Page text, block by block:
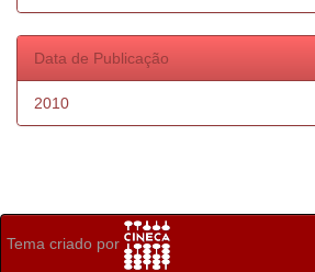
Data de Publicação
2010
Tema criado por